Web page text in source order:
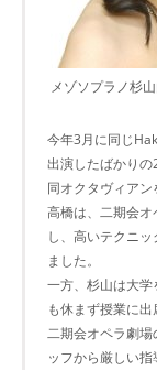
メゾソプラノ杉
今年3月に同じ
出演したばかり
同オクタヴィアン
高橋は、二期会
し、高いテクニ
ました。
一方、杉山は大
も休まず授業に
二期会オペラ劇
ッフから厳しい指